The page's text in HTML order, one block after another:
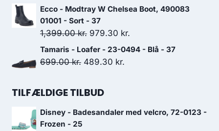
1,299.00 kr.. 909.30 kr..
oprindelige
pris
var:
449.00 kr..
aktuelle
er:
314.30 kr..
Ecco - Modtray W Chelsea Boot, 490083
01001 - Sort - 37
1,399.00kr. Den
oprindelige
pris
979.30 kr.
aktuelle
Tamaris - Loafer - 23-0494 - Blå - 37
699.00kr. Den
pris
699.00 kr..
489.30 kr.
489.30 kr..
TILFÆLDIGE TILBUD
Disney - Badesandaler med velcro, 72-0123 -
Frozen - 25